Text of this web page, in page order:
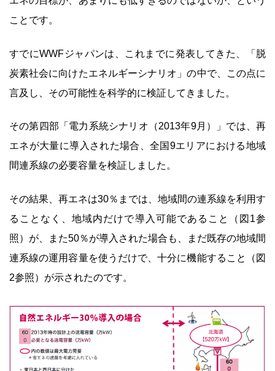
ことです。
すでにWWFジャパンは、これまでに発表してきた、「脱
炭素社会に向けたエネルギーシナリオ」の中で、この点に
言及し、その可能性を科学的に検証してきました。
その第四部「電力系統シナリオ（2013年9月）」では、再
エネが大量に導入された場合、全国9エリアにおける地域
間連系線の必要容量を検証しました。
その結果、再エネは30％までは、地域間の連系線を利用す
ることなく、地域内だけで導入可能であること（図1参
照）が、また50％が導入された場合も、まだ既存の地域間
連系線の運用容量を使うだけで、十分に機能すること（図
2参照）が示されたのです。